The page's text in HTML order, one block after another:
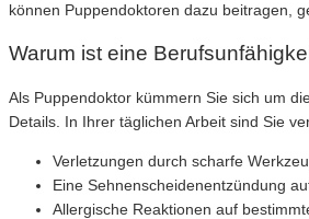
können Puppendoktoren dazu beitragen,
Warum ist eine
Als Puppendoktor kümmern Sie sich um
Details. In Ihrer täglichen Arbeit sind Sie
Verletzungen durch scharfe
Eine Sehnenscheidenentzündung
Allergische Reaktionen auf